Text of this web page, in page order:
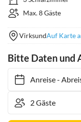
Max. 8 Gäste
VirksundAuf Karte
Bitte Daten und
Anreise-